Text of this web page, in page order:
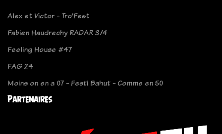
Alex et Victor - Tro'Fest
Fabien Haudrechy RADAR 3/4
Feeling House #47
FAG 24
Moins on en a 07 - Festi Bahut - Comme en 50
Partenaires